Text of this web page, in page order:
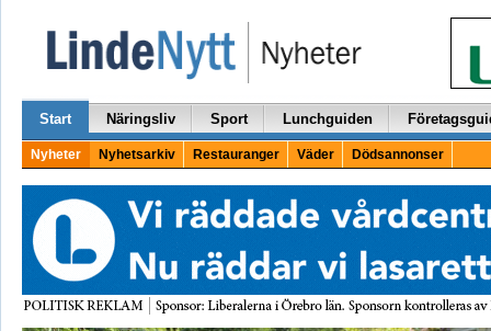
Start Näringsliv Sport Lunchguiden
Nyheter Nyhetsarkiv Restauranger Väder Dödsannonser